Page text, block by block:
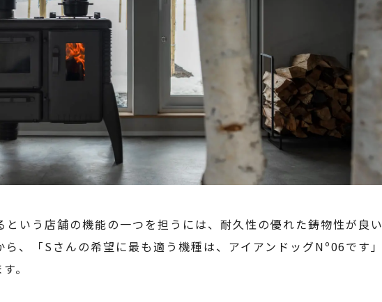
という店舗の機能の一つを担うには、耐久性の優れた鋳物性が良い
、「Sさんの希望に最も適う機種は、アイアンドッグNº06です」
。